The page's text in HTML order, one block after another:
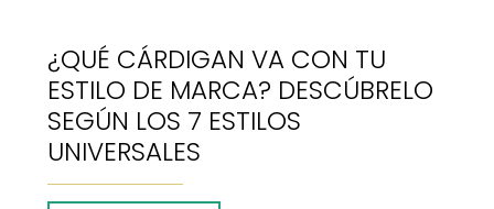
¿QUÉ CÁRDIGAN VA CON TU
ESTILO DE MARCA? DESCÚBRELO
SEGÚN LOS 7 ESTILOS
UNIVERSALES